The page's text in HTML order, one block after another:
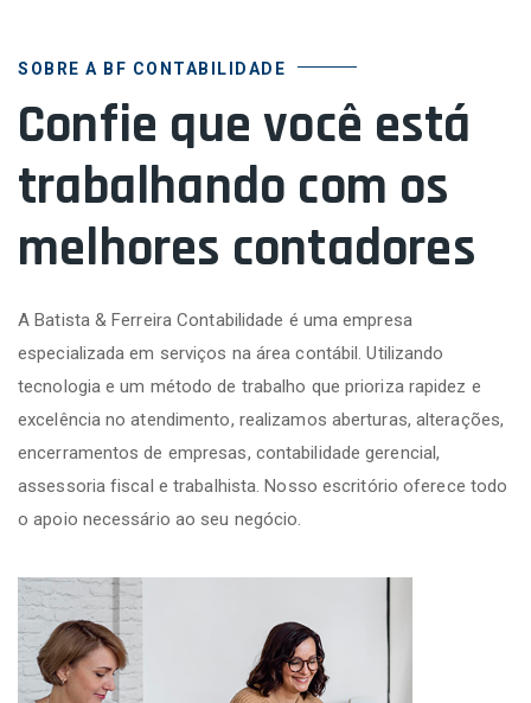
SOBRE A BF CONTABILIDADE
Confie que você está
trabalhando com os
melhores contadores
A Batista & Ferreira Contabilidade é uma empresa
especializada em serviços na área contábil. Utilizando
tecnologia e um método de trabalho que prioriza rapidez e
excelência no atendimento, realizamos aberturas, alterações,
encerramentos de empresas, contabilidade gerencial,
assessoria fiscal e trabalhista. Nosso escritório oferece todo
o apoio necessário ao seu negócio.